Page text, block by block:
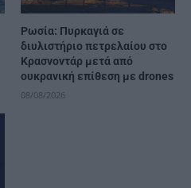
Ρωσία: Πυρκαγιά σε
διυλιστήριο πετρελαίου στο
Κρασνοντάρ μετά από
ουκρανική επίθεση με drones
08/08/2026